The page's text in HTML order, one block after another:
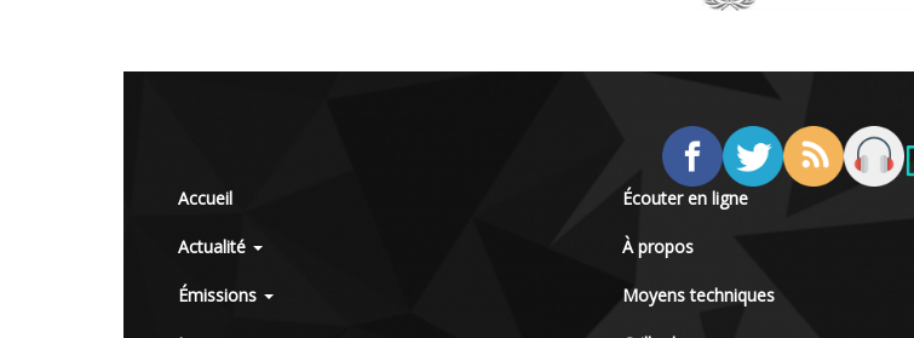
Accueil
Actualité
Émissions
Écouter en ligne
À propos
Moyens techniques